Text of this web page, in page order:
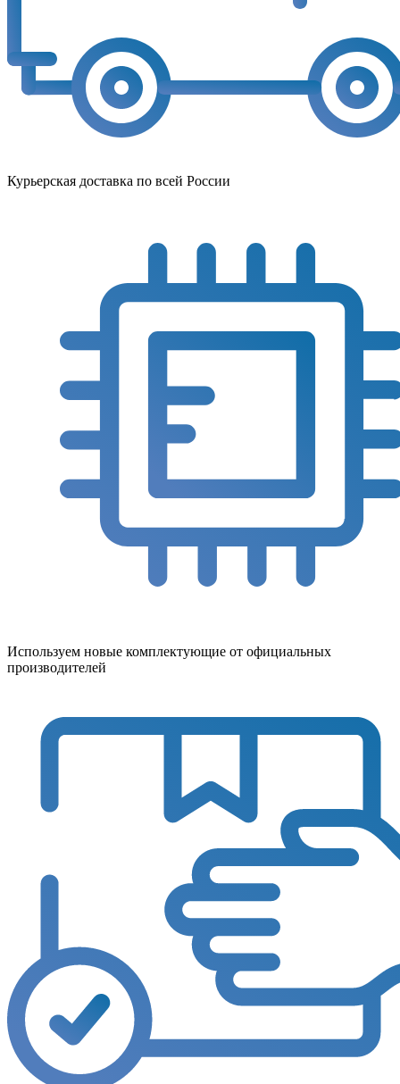
Курьерская доставка по всей России
Используем новые комплектующие от официальных
производителей